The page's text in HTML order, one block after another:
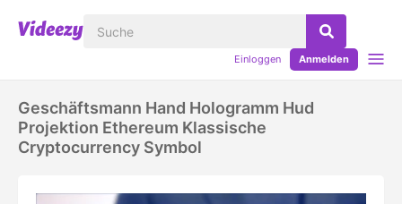
Einloggen Anmelden
Geschäftsmann Hand Hologramm Hud
Projektion Ethereum Klassische
Cryptocurrency Symbol